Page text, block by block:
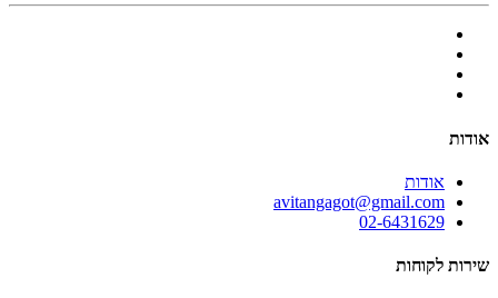
אודות
אודות
avitangagot@gmail.com
02-6431629
שירות לקוחות